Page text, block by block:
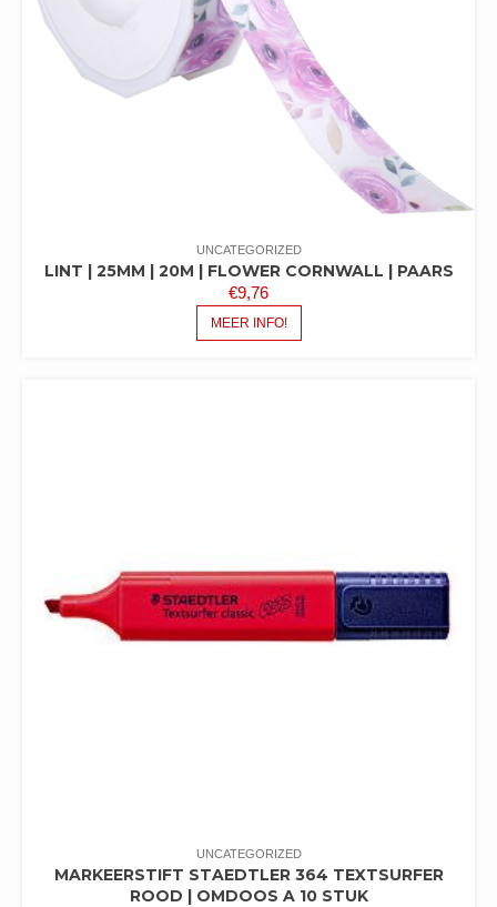
UNCATEGORIZED
LINT | 25MM | 20M | FLOWER CORNWALL | PAARS
€9,76
MEER INFO!
UNCATEGORIZED
MARKEERSTIFT STAEDTLER 364 TEXTSURFER
ROOD | OMDOOS A 10 STUK